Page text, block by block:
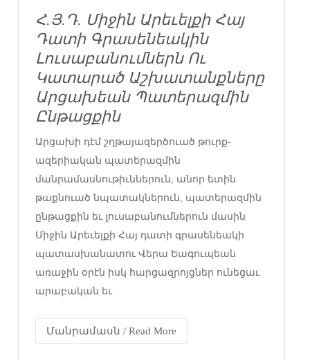
Հ.Յ.Դ. Միջին Արեւելքի Հայ
Դատի Գրասենեակին
Լուսաբանումներն Ու
Կատարած Աշխատանքները
Արցախեան Պատերազմին
Ընթացքին
Արցախի դէմ շղթայազերծուած թուրք-
ազերիական պատերազմին
մանրամասնութիւններուն, անոր ետին
թաքնուած նպատակներուն, պատերազմին
ընթացքին եւ լուսաբանումներուն մասին
Միջին Արեւելքի Հայ դատի գրասենեակի
պատասխանատու Վերա Եագուպեան
առաջին օրէն իսկ հարցազրոյցներ ունեցաւ
արաբական եւ
Մանրամասն / Read More